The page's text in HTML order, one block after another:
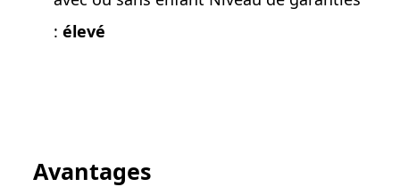
: élevé
Avantages